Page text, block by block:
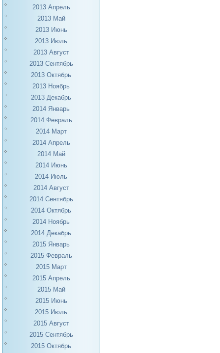
2013 Апрель
2013 Май
2013 Июнь
2013 Июль
2013 Август
2013 Сентябрь
2013 Октябрь
2013 Ноябрь
2013 Декабрь
2014 Январь
2014 Февраль
2014 Март
2014 Апрель
2014 Май
2014 Июнь
2014 Июль
2014 Август
2014 Сентябрь
2014 Октябрь
2014 Ноябрь
2014 Декабрь
2015 Январь
2015 Февраль
2015 Март
2015 Апрель
2015 Май
2015 Июнь
2015 Июль
2015 Август
2015 Сентябрь
2015 Октябрь